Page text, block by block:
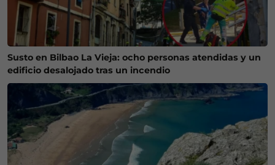
Susto en Bilbao La Vieja: ocho personas atendidas y un
edificio desalojado tras un incendio